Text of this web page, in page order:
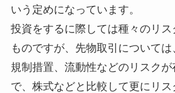
いう定めになっています。
投資をするに際しては種々のリス
ものですが、先物取引については
規制措置、流動性などのリスク
で、株式などと比較して更にリ